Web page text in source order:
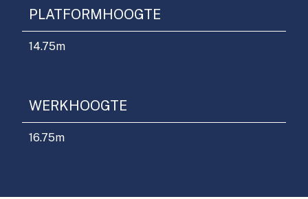
PLATFORMHOOGTE
14.75m
WERKHOOGTE
16.75m